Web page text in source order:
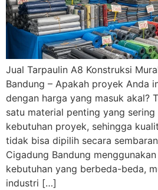
Jual Tarpaulin A8 Konstruksi
Bandung – Apakah proyek Anda
dengan harga yang masuk akal?
satu material penting yang
kebutuhan proyek, sehingga
tidak bisa dipilih secara
Cigadung Bandung
kebutuhan yang berbeda-beda,
industri […]